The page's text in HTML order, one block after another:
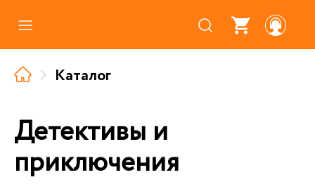
Где купить
Про аудиокниги
О нас
Партнерам
Каталог
Детективы и
приключения